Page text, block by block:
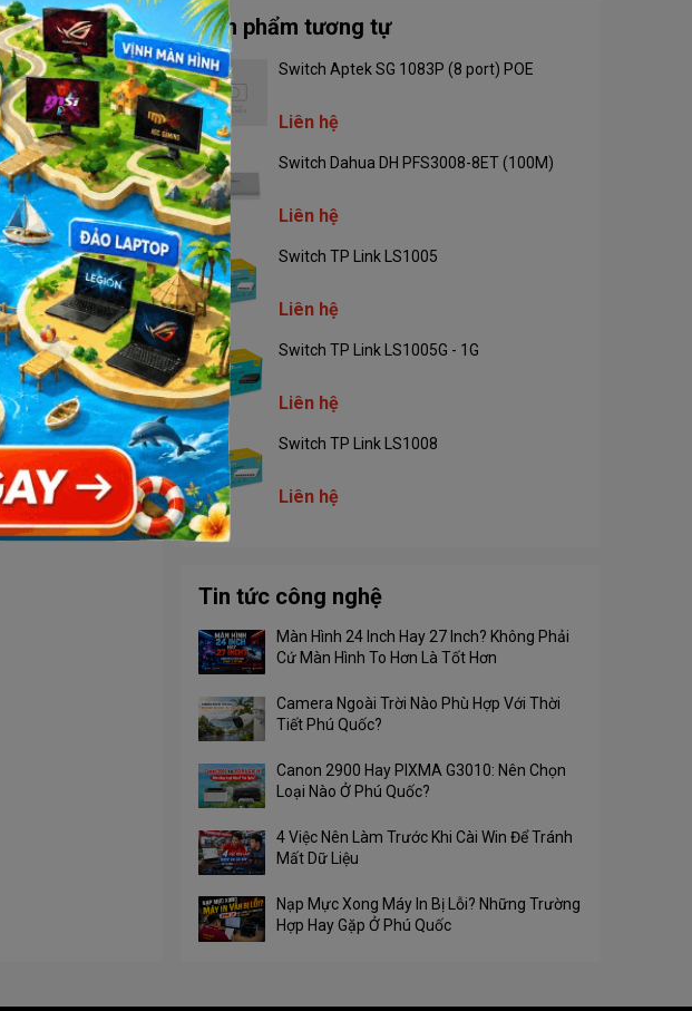
Sản phẩm tương tự
Switch Aptek SG 1083P (8 port) POE
Liên hệ
Switch Dahua DH PFS3008-8ET (100M)
Liên hệ
Switch TP Link LS1005
Liên hệ
Switch TP Link LS1005G - 1G
Liên hệ
Switch TP Link LS1008
Liên hệ
Tin tức công nghệ
Màn Hình 24 Inch Hay 27 Inch? Không Phải
Cứ Màn Hình To Hơn Là Tốt Hơn
Camera Ngoài Trời Nào Phù Hợp Với Thời
Tiết Phú Quốc?
Canon 2900 Hay PIXMA G3010: Nên Chọn
Loại Nào Ở Phú Quốc?
4 Việc Nên Làm Trước Khi Cài Win Để Tránh
Mất Dữ Liệu
Nạp Mực Xong Máy In Bị Lỗi? Những Trường
Hợp Hay Gặp Ở Phú Quốc